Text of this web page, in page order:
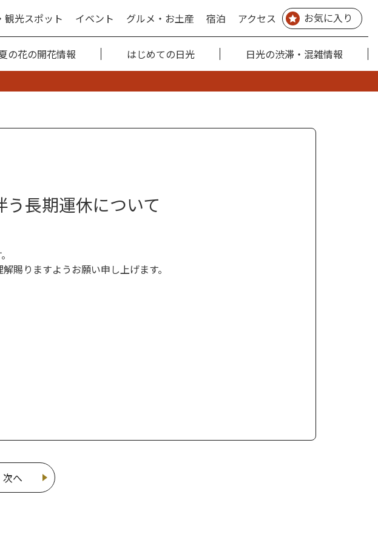
観光スポット イベント グルメ・お土産 宿泊 アクセス お気に入り
の花の開花情報 はじめての日光 日光の渋滞・混雑情報
長期運休について
賜りますようお願い申し上げます。
次へ